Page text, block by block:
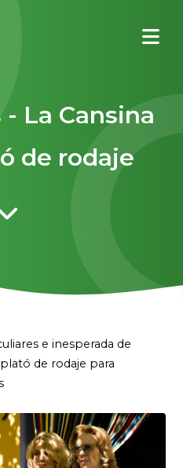
La Cansina
de rodaje
e inesperada de
de rodaje para